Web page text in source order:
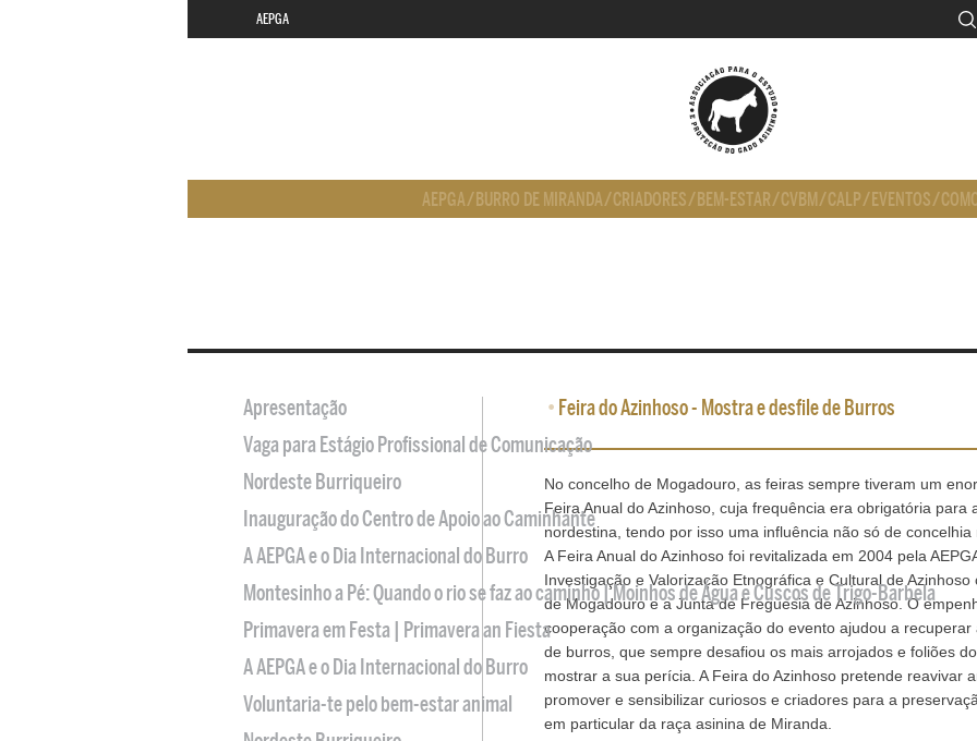
AEPGA
AEPGA/ BURRO DE MIRANDA/CRIADORES/ BEM-ESTAR/CVBM/CALP/ EVENTOS/
• Feira do Azinhoso - Mostra e desfile de Burros
No concelho de Mogadouro, as feiras sempre tiveram um
Feira Anual do Azinhoso, cuja frequência era obrigatória para
nordestina, tendo por isso uma influência não só de concelhia
A Feira Anual do Azinhoso foi revitalizada em 2004 pela
Investigação e Valorização Etnográfica e Cultural de
de Mogadouro e a Junta de Freguesia de Azinhoso. O
cooperação com a organização do evento ajudou a
de burros, que sempre desafiou os mais arrojados e foliões
mostrar a sua perícia. A Feira do Azinhoso pretende reavivar
promover e sensibilizar curiosos e criadores para a
em particular da raça asinina de Miranda.
Apresentação
Vaga para Estágio Profissional de Comunicação
Nordeste Burriqueiro
Inauguração do Centro de Apoio ao Caminhante
A AEPGA e o Dia Internacional do Burro
Montesinho a Pé: Quando o rio se faz ao caminho | Moinhos de Água e Cuscos de Trigo-Barbela
Primavera em Festa | Primavera an Fiesta
A AEPGA e o Dia Internacional do Burro
Voluntaria-te pelo bem-estar animal